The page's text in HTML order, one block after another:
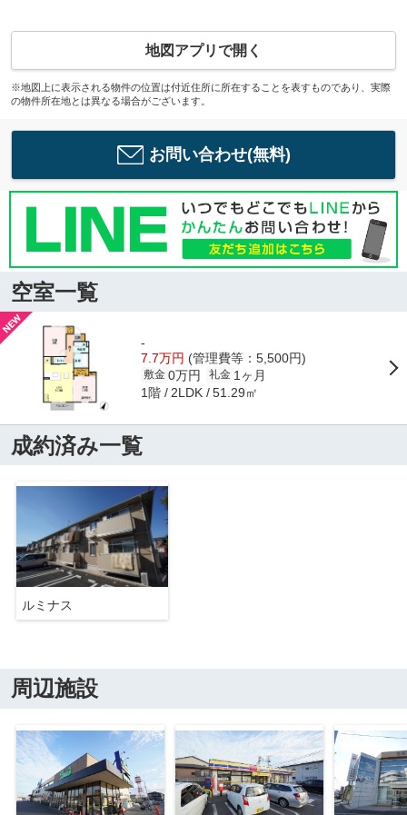
地図アプリで開く
※地図上に表示される物件の位置は付近住所に所在することを表すものであり、実際
の物件所在地とは異なる場合がございます。
お問い合わせ(無料)
空室一覧
-
7.7万円 (管理費等：5,500円)
敷金 0万円 礼金 1ヶ月
1階 2LDK 51.29㎡
成約済み一覧
ルミナス
周辺施設